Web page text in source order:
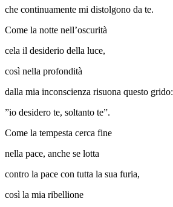
che continuamente mi distolgono da te.
Come la notte nell’oscurità
cela il desiderio della luce,
così nella profondità
dalla mia inconscienza risuona questo grido:
”io desidero te, soltanto te”.
Come la tempesta cerca fine
nella pace, anche se lotta
contro la pace con tutta la sua furia,
così la mia ribellione